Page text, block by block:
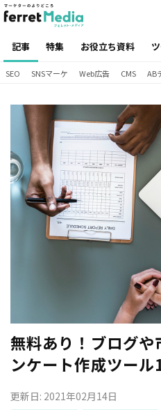
記事 特集 お役立ち資料
SEO SNSマーケ Web広告 CMS AB
無料あり！ブログ
ンケート作成ツール
更新日: 2021年02月14日